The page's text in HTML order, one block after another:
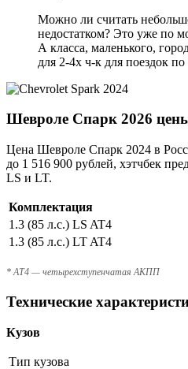
Можно ли считать
недостатком? Это уже по
А класса, маленького,
для 2-4х ч-к для поездок
Шевроле Спарк 2026
Цена Шевроле Спарк 2024 в
до 1 516 900 рублей, хэтчбек
LS и LT.
Комплектация
1.3 (85 л.с.) LS AT4
1.3 (85 л.с.) LT AT4
* AT4 — четырехступенчатая АКПП
Технические
Кузов
Тип кузова